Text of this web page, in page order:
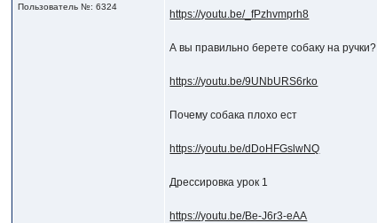
Пользователь №: 6324
https://youtu.be/_fPzhvmprh8
А вы правильно берете собаку на ручки?
https://youtu.be/9UNbURS6rko
Почему собака плохо ест
https://youtu.be/dDoHFGslwNQ
Дрессировка урок 1
https://youtu.be/Be-J6r3-eAA